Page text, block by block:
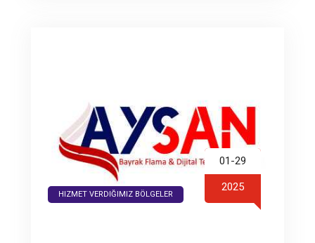
HIZMET VERDIĞIMIZ BÖLGELER
01-29
2025